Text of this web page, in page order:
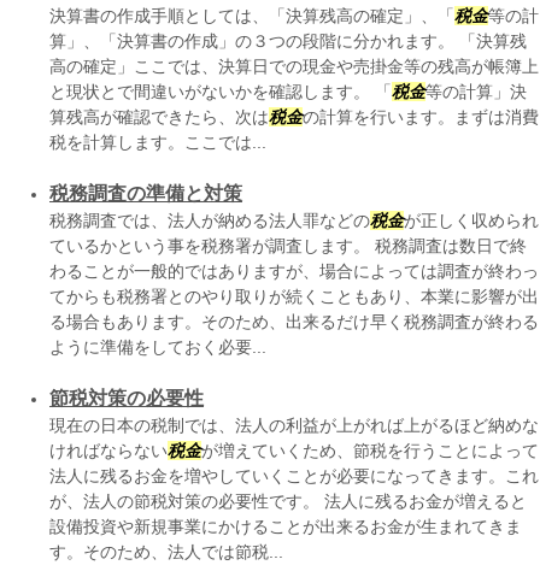
決算書の作成手順としては、「決算残高の確定」、「 税金等の計
算」、「決算書の作成」の３つの段階に分かれます。 「決算残
高の確定」ここでは、決算日での現金や売掛金等の残高が帳簿上
と現状とで間違いがないかを確認します。 「 税金等の計算」決
算残高が確認できたら、次は税金の計算を行います。まずは消費
税を計算します。ここでは...
税務調査の準備と対策
税務調査では、法人が納める法人罪などの税金が正しく収められ
ているかという事を税務署が調査します。 税務調査は数日で終
わることが一般的ではありますが、場合によっては調査が終わっ
てからも税務署とのやり取りが続くこともあり、本業に影響が出
る場合もあります。そのため、出来るだけ早く税務調査が終わる
ように準備をしておく必要...
節税対策の必要性
現在の日本の税制では、法人の利益が上がれば上がるほど納めな
ければならない税金が増えていくため、節税を行うことによって
法人に残るお金を増やしていくことが必要になってきます。これ
が、法人の節税対策の必要性です。 法人に残るお金が増えると
設備投資や新規事業にかけることが出来るお金が生まれてきま
す。そのため、法人では節税...